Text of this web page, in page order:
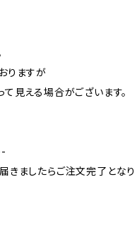
りますが
見える場合がございます。
ましたらご注文完了となり